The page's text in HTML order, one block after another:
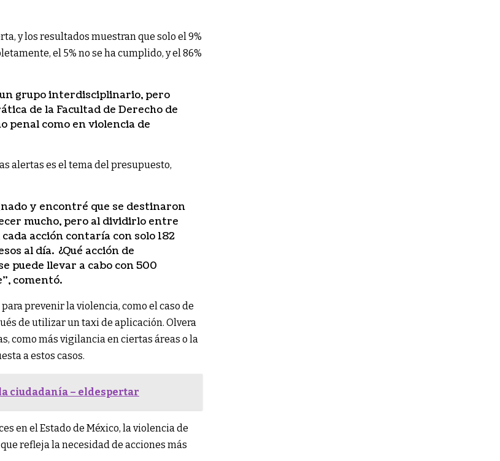
y los resultados muestran que solo el 9%
el 5% no se ha cumplido, y el 86%
un grupo interdisciplinario, pero
de la Facultad de Derecho de
penal como en violencia de
alertas es el tema del presupuesto,
y encontré que se destinaron
mucho, pero al dividirlo entre
acción contaría con solo 182
al día. ¿Qué acción de
puede llevar a cabo con 500
comentó.
prevenir la violencia, como el caso de
de utilizar un taxi de aplicación. Olvera
como más vigilancia en ciertas áreas o la
a estos casos.
ciudadanía – eldespertar
en el Estado de México, la violencia de
refleja la necesidad de acciones más